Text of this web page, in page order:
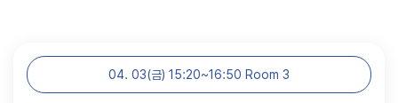
04. 03(금) 15:20~16:50 Room 3